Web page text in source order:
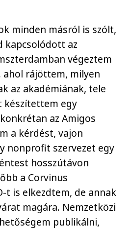
minden másról is szólt,
kapcsolódott az
végeztem
ahol rájöttem, milyen
az akadémiának, tele
készítettem egy
az Amigos
a kérdést, vajon
nonprofit szervezet egy
hosszútávon
a Corvinus
t is elkezdtem, de annak
magára. Nemzetközi
publikálni,